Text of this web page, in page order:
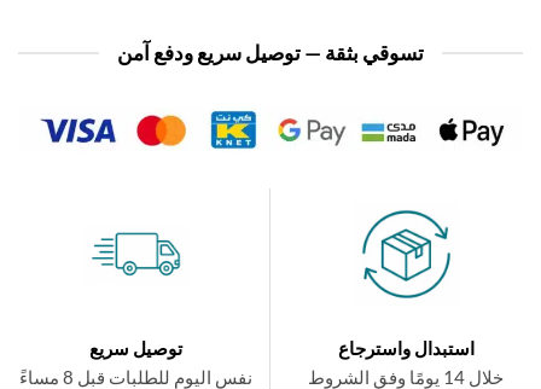
تسوقي بثقة — توصيل سريع ودفع آمن
استبدال واسترجاع
توصيل سريع
نفس اليوم للطلبات قبل 8 مساءً